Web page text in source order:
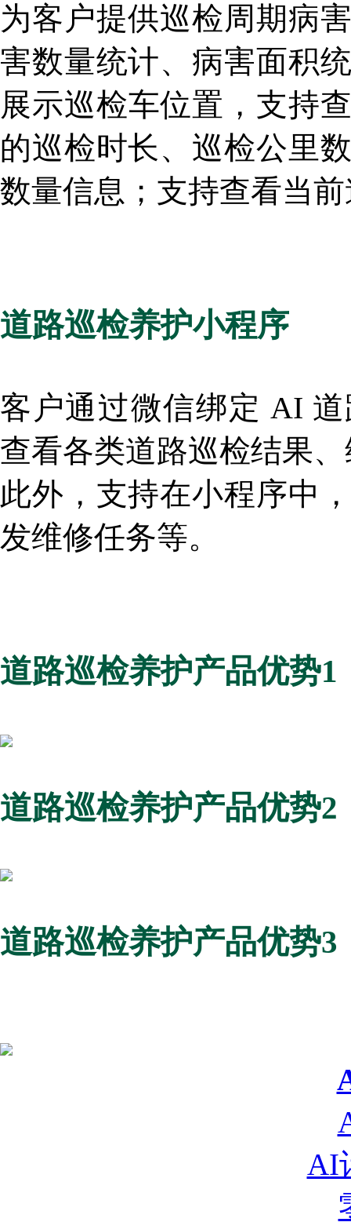
为客户提供巡检周期病
害数量统计、病害面积
展示巡检车位置，支持
的巡检时长、 巡检公里
数量信息； 支持查看当
道路巡检养护小程序
客户通过微信绑定 AI
查看各类道路巡检结果
此外，支持在小程序中
发维修任务等。
道路巡检养护产品优势1
道路巡检养护产品优势2
道路巡检养护产品优势3
AI